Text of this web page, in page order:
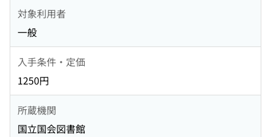
対象利用者
一般
入手条件・定価
1250円
所蔵機関
国立国会図書館